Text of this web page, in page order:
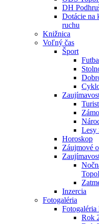
DH
Dotácie na
ruchu
Knižnica
Voľný čas
Šport
Lesy
Horoskop
Záujmové
Inzercia
Fotogaléria
Rok